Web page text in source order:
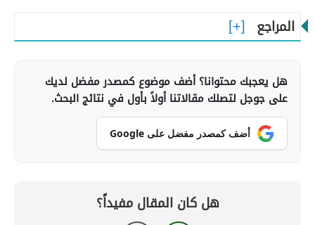
المراجع
هل يعجبك محتوانا؟ أضف موضوع كمصدر مفضل لديك
على جوجل لتصلك مقالاتنا أولاً بأول في نتائج البحث.
أضف كمصدر مفضل على Google
هل كان المقال مفيداً؟